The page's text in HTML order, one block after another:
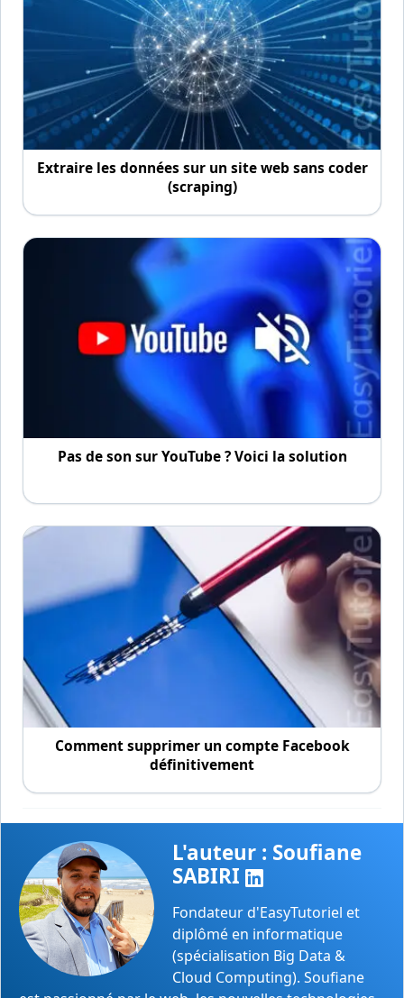
Extraire les données sur un site web sans coder
(scraping)
Pas de son sur YouTube ? Voici la solution
Comment supprimer un compte Facebook
définitivement
L'auteur : Soufiane
SABIRI
Fondateur d'EasyTutoriel et
diplômé en informatique
(spécialisation Big Data &
Cloud Computing). Soufiane